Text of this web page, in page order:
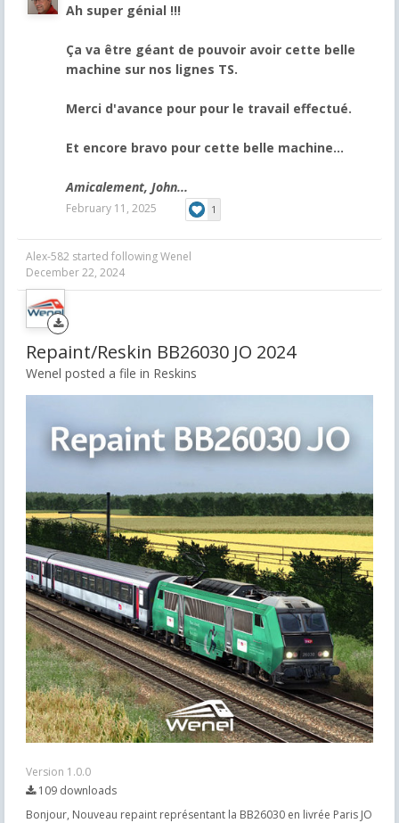
Ah super génial !!!
Ça va être géant de pouvoir avoir cette belle
machine sur nos lignes TS.
Merci d'avance pour pour le travail effectué.
Et encore bravo pour cette belle machine...
Amicalement, John...
February 11, 2025 1
Alex-582 started followingWenel
December 22, 2024
Repaint/Reskin BB26030 JO 2024
Wenel posted a file in Reskins
Version 1.0.0
109 downloads
Bonjour, Nouveau repaint représentant la BB26030 en livrée Paris JO